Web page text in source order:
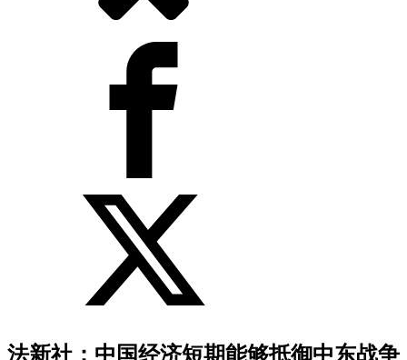
法新社：中国经济短期能够抵御中东战争